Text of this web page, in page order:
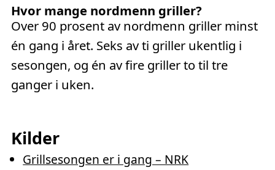
Hvor mange nordmenn griller?
Over 90 prosent av nordmenn griller minst
én gang i året. Seks av ti griller ukentlig i
sesongen, og én av fire griller to til tre
ganger i uken.
Kilder
Grillsesongen er i gang – NRK